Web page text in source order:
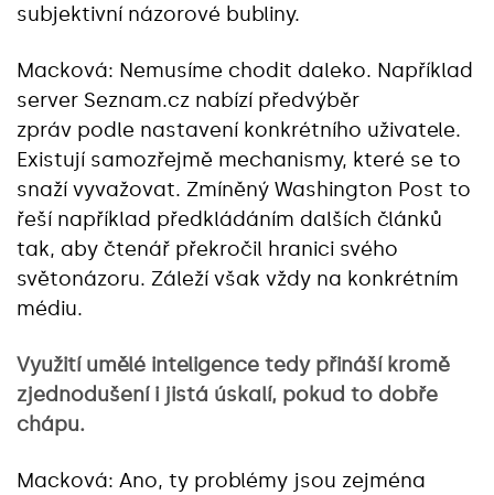
subjektivní názorové bubliny.
Macková: Nemusíme chodit daleko. Například
server Seznam.cz nabízí předvýběr
zpráv podle nastavení konkrétního uživatele.
Existují samozřejmě mechanismy, které se to
snaží vyvažovat. Zmíněný Washington Post to
řeší například předkládáním dalších článků
tak, aby čtenář překročil hranici svého
světonázoru. Záleží však vždy na konkrétním
médiu.
Využití umělé inteligence tedy přináší kromě
zjednodušení i jistá úskalí, pokud to dobře
chápu.
Macková: Ano, ty problémy jsou zejména